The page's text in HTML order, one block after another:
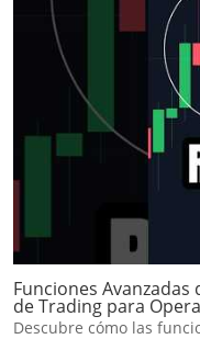
Funciones
de Trading para
Descubre cómo las